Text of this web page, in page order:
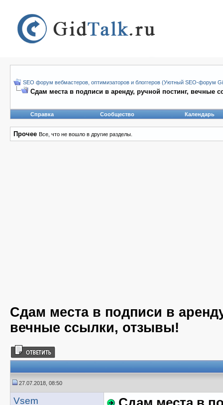
SEO форум вебмастеров, оптимизаторов и блоггеров (Уютный SEO-форум
Сдам места в подписи в аренду, ручной постинг, вечные
Справка Сообщество Календарь
Прочее Все, что не вошло в другие разделы.
Сдам места в подписи в
вечные ссылки, отзывы!
27.07.2018, 08:50
Vsem